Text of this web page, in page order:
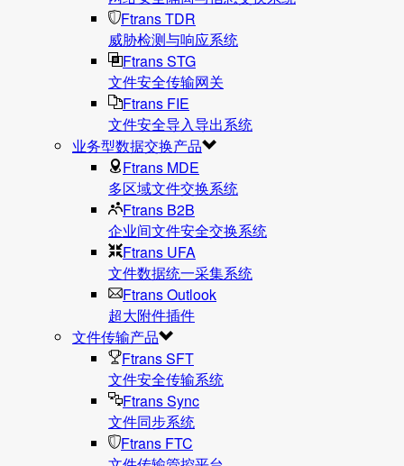
Ftrans TDR
威胁检测与响应系统
Ftrans STG
文件安全传输网关
Ftrans FIE
文件安全导入导出系统
业务型数据交换产品
Ftrans MDE
多区域文件交换系统
Ftrans B2B
企业间文件安全交换系统
Ftrans UFA
文件数据统⼀采集系统
Ftrans Outlook
超大附件插件
文件传输产品
Ftrans SFT
文件安全传输系统
Ftrans Sync
文件同步系统
Ftrans FTC